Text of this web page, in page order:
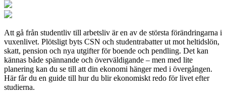
Att gå från studentliv till arbetsliv är en av de största förändringarna i
vuxenlivet. Plötsligt byts CSN och studentrabatter ut mot heltidslön,
skatt, pension och nya utgifter för boende och pendling. Det kan
kännas både spännande och överväldigande – men med lite
planering kan du se till att din ekonomi hänger med i övergången.
Här får du en guide till hur du blir ekonomiskt redo för livet efter
studierna.